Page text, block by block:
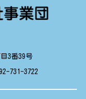
3番39号
731-3722